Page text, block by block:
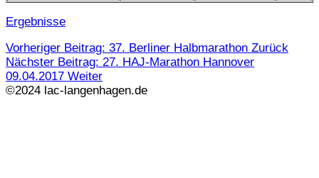
Ergebnisse
Vorheriger Beitrag: 37. Berliner Halbmarathon Zurück
Nächster Beitrag: 27. HAJ-Marathon Hannover
09.04.2017 Weiter
©2024 lac-langenhagen.de